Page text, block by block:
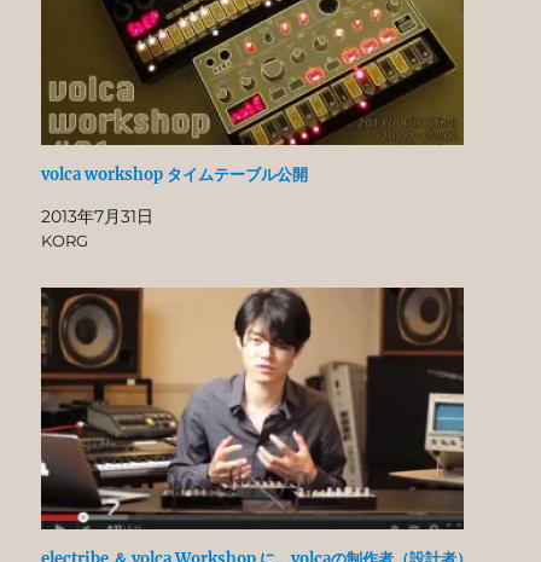
volca workshop タイムテーブル公開
2013年7月31日
KORG